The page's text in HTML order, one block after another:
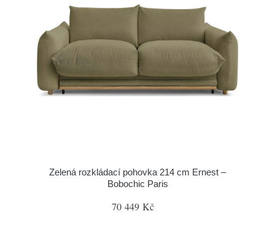
Zelená rozkládací pohovka 214 cm Ernest –
Bobochic Paris
70 449 Kč